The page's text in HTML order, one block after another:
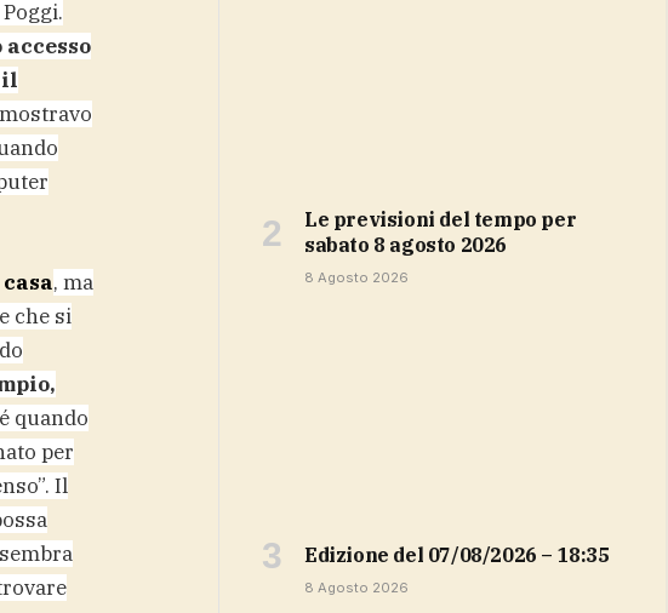
Poggi.
il
, ma
che si
quando
per
Il
Le previsioni del tempo per
sabato 8 agosto 2026
8 Agosto 2026
Edizione del 07/08/2026 – 18:35
8 Agosto 2026